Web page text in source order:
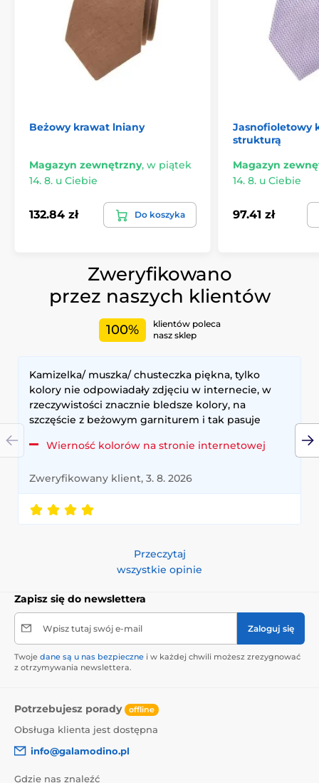
Beżowy krawat lniany
Magazyn zewnętrzny, w piątek
14. 8. u Ciebie
132.84 zł Do koszyka
Jasnofioletowy
strukturą
Magazyn
14. 8. u Ciebie
97.41 zł
Zweryfikowano
przez naszych klientów
100%
klientów poleca
nasz sklep
Kamizelka/ muszka/ chusteczka piękna, tylko
kolory nie odpowiadały zdjęciu w internecie, w
rzeczywistości znacznie bledsze kolory, na
szczęście z beżowym garniturem i tak pasuje
Wierność kolorów na stronie internetowej
Zweryfikowany klient, 3. 8. 2026
Przeczytaj
wszystkie opinie
Zapisz się do newslettera
Wpisz tutaj swój e-mail Zaloguj się
Twoje dane są u nas bezpieczne i w każdej chwili możesz zrezygnować
z otrzymywania newslettera.
Potrzebujesz porady offline
Obsługa klienta jest dostępna
info@galamodino.pl
Gdzie nas znaleźć